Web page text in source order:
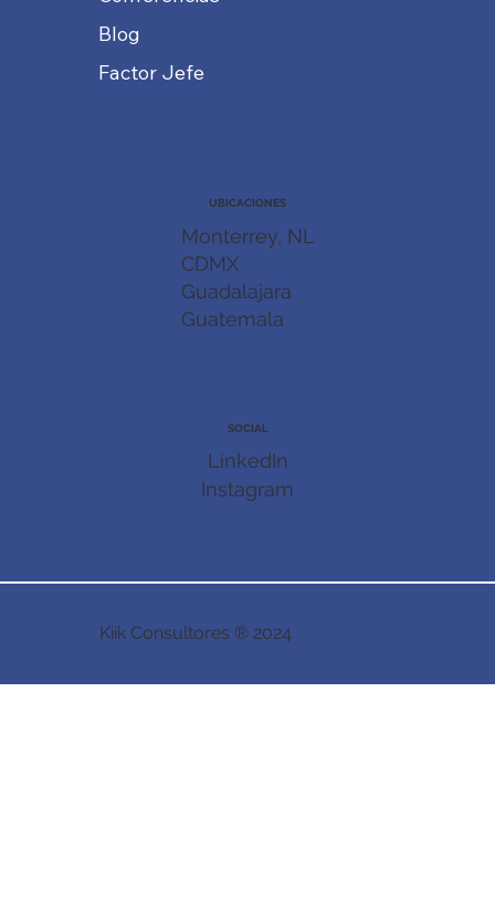
Blog
Factor Jefe
Monterrey, NL
CDMX
Guadalajara
Guatemala
UBICACIONES
LinkedIn
SOCIAL
Instagram
Kiik Consultores ® 2024